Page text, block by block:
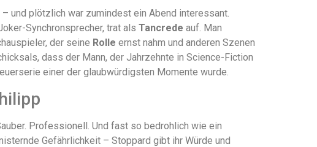
– und plötzlich war zumindest ein Abend interessant.
Synchronsprecher, trat als Tancrede auf. Man
der seine Rolle ernst nahm und anderen Szenen
dass der Mann, der Jahrzehnte in Science-Fiction
einer der glaubwürdigsten Momente wurde.
Professionell. Und fast so bedrohlich wie ein
Gefährlichkeit – Stoppard gibt ihr Würde und